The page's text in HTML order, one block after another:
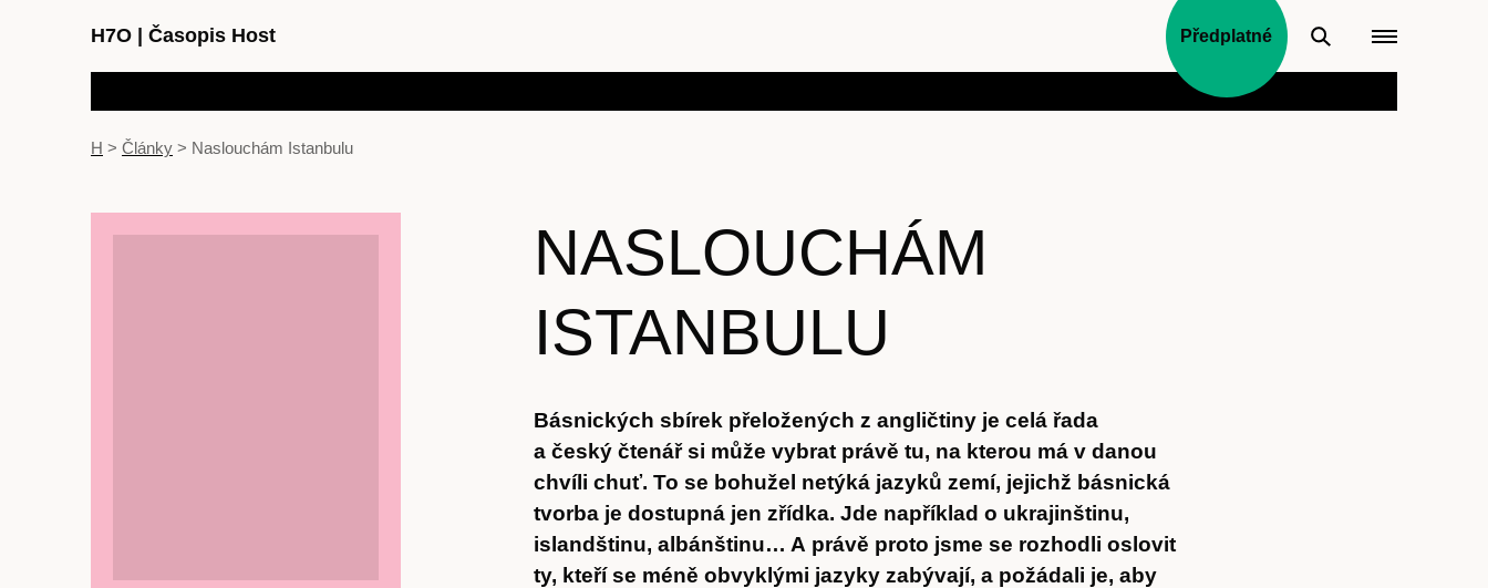
H7O Časopis Host Předplatné
H > Články > Naslouchám Istanbulu
NASLOUCHÁM
ISTANBULU
Básnických sbírek přeložených z angličtiny je celá řada
a český čtenář si může vybrat právě tu, na kterou má v danou
chvíli chuť. To se bohužel netýká jazyků zemí, jejichž básnická
tvorba je dostupná jen zřídka. Jde například o ukrajinštinu,
islandštinu, albánštinu… A právě proto jsme se rozhodli oslovit
ty, kteří se méně obvyklými jazyky zabývají, a požádali je, aby